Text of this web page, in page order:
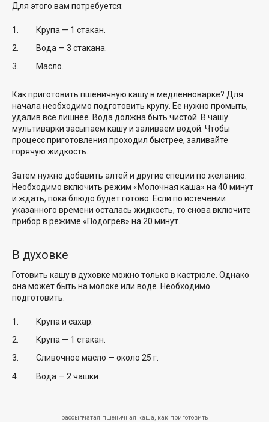
Для этого вам потребуется:
Крупа — 1 стакан.
Вода — 3 стакана.
Масло.
Как приготовить пшеничную кашу в медленноварке? Для
начала необходимо подготовить крупу. Ее нужно промыть,
удалив все лишнее. Вода должна быть чистой. В чашу
мультиварки засыпаем кашу и заливаем водой. Чтобы
процесс приготовления проходил быстрее, заливайте
горячую жидкость.
Затем нужно добавить алтей и другие специи по желанию.
Необходимо включить режим «Молочная каша» на 40 минут
и ждать, пока блюдо будет готово. Если по истечении
указанного времени осталась жидкость, то снова включите
прибор в режиме «Подогрев» на 20 минут.
В духовке
Готовить кашу в духовке можно только в кастрюле. Однако
она может быть на молоке или воде. Необходимо
подготовить:
Крупа и сахар.
Крупа — 1 стакан.
Сливочное масло — около 25 г.
Вода — 2 чашки.
рассыпчатая пшеничная каша, как приготовить